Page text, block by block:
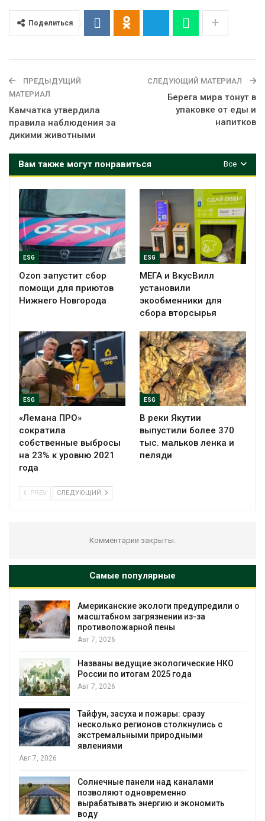
Поделиться
ПРЕДЫДУЩИЙ
МАТЕРИАЛ
Камчатка утвердила
правила наблюдения за
дикими животными
СЛЕДУЮЩИЙ МАТЕРИАЛ
Берега мира тонут в
упаковке от еды и
напитков
Все
Вам также могут понравиться
ESG
Ozon запустит сбор
помощи для приютов
Нижнего Новгорода
ESG
МЕГА и ВкусВилл
установили
экообменники для
сбора вторсырья
ESG
«Лемана ПРО»
сократила
собственные выбросы
на 23% к уровню 2021
года
ESG
В реки Якутии
выпустили более 370
тыс. мальков ленка и
пеляди
PREV СЛЕДУЮЩИЙ
Комментарии закрыты.
Самые популярные
Американские экологи предупредили о
масштабном загрязнении из-за
противопожарной пены
Авг 7, 2026
Названы ведущие экологические НКО
России по итогам 2025 года
Авг 7, 2026
Тайфун, засуха и пожары: сразу
несколько регионов столкнулись с
экстремальными природными
явлениями
Авг 7, 2026
Солнечные панели над каналами
позволяют одновременно
вырабатывать энергию и экономить
воду